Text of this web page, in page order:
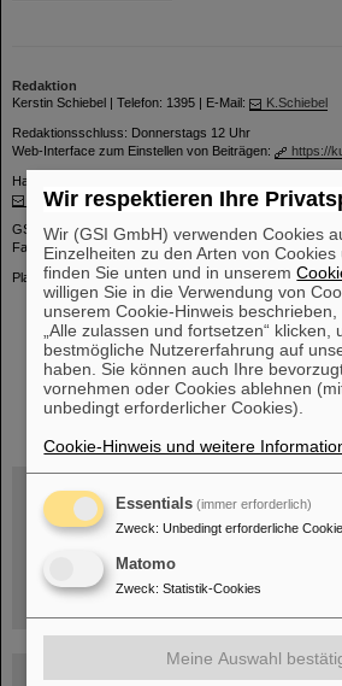
Redaktion
Kerstin Schiebel | Telefon: 1395 | E-Mail:
K.Schiebel
Redaktionsschluss: Donnerstags 12 Uhr
Web-Interface zum Einstellen von Beiträgen:
https://
Haben Sie Kommentare oder Vorschläge zu dieser
kurier@gsi.de
GSI Helmholtzzentrum für Schwerionenforschung GmbH
Facility for Antiproton and Ion Research in Europe GmbH
Planckstr. 1 | 64291 Darmstadt | Telefon: +49-6159-71- 0
instagram linkedin youtubehelmholtz.socialfacebook
Mittwoch, 19.08.2026, 14 Uhr
Hannah Elfner,
GSI/FAIR/Goethe-Universität
Anmeldung und weitere Informationen
Wir respektieren Ihre
Wir (GSI GmbH) verwenden Cookies
Einzelheiten zu den Arten von
finden Sie unten und in unserem
willigen Sie in die Verwendung von
unserem Cookie-Hinweis
„Alle zulassen und fortsetzen“ klicken,
bestmögliche Nutzererfahrung auf
haben. Sie können auch Ihre
vornehmen oder Cookies ablehnen
unbedingt erforderlicher Cookies).
Cookie-Hinweis und weitere
Essentials (immer erforderlich)
Zweck: Unbedingt erforderliche
Matomo
Zweck: Statistik-Cookies
Meine Auswahl